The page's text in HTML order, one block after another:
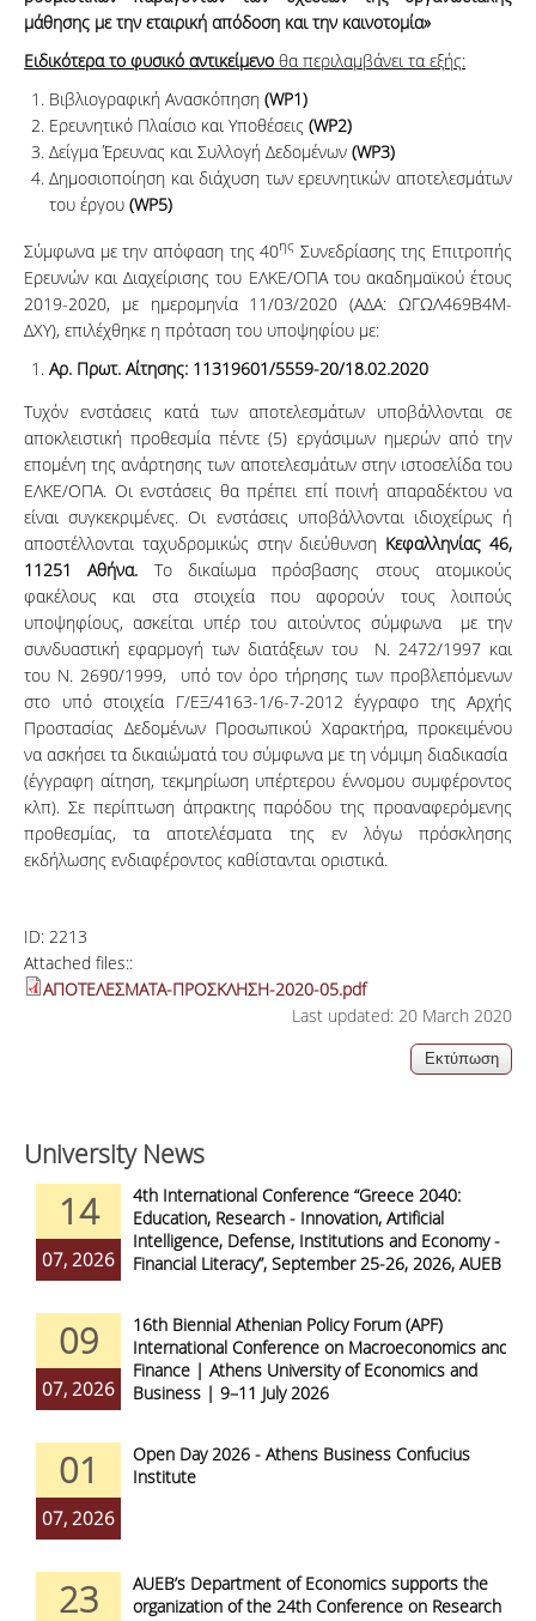
μάθησης με την εταιρική απόδοση και την καινοτομία»
Ειδικότερα το φυσικό αντικείμενο θα περιλαμβάνει τα εξής:
Βιβλιογραφική Ανασκόπηση (WP1)
Ερευνητικό Πλαίσιο και Υποθέσεις (WP2)
Δείγμα Έρευνας και Συλλογή Δεδομένων (WP3)
Δημοσιοποίηση και διάχυση των ερευνητικών αποτελεσμάτων
του έργου (WP5)
Σύμφωνα με την απόφαση της 40ης Συνεδρίασης της Επιτροπής
Ερευνών και Διαχείρισης του ΕΛΚΕ/ΟΠΑ του ακαδημαϊκού έτους
2019-2020, με ημερομηνία 11/03/2020 (ΑΔΑ: ΩΓΩΛ469Β4Μ-
ΔΧΥ), επιλέχθηκε η πρόταση του υποψηφίου με:
Αρ. Πρωτ. Αίτησης: 11319601/5559-20/18.02.2020
Τυχόν ενστάσεις κατά των αποτελεσμάτων υποβάλλονται σε
αποκλειστική προθεσμία πέντε (5) εργάσιμων ημερών από την
επομένη της ανάρτησης των αποτελεσμάτων στην ιστοσελίδα του
ΕΛΚΕ/ΟΠΑ. Οι ενστάσεις θα πρέπει επί ποινή απαραδέκτου να
είναι συγκεκριμένες. Οι ενστάσεις υποβάλλονται ιδιοχείρως ή
αποστέλλονται ταχυδρομικώς στην διεύθυνση Κεφαλληνίας 46,
11251 Αθήνα. Το δικαίωμα πρόσβασης στους ατομικούς
φακέλους και στα στοιχεία που αφορούν τους λοιπούς
υποψηφίους, ασκείται υπέρ του αιτούντος σύμφωνα με την
συνδυαστική εφαρμογή των διατάξεων του Ν. 2472/1997 και
του Ν. 2690/1999, υπό τον όρο τήρησης των προβλεπόμενων
στο υπό στοιχεία Γ/ΕΞ/4163-1/6-7-2012 έγγραφο της Αρχής
Προστασίας Δεδομένων Προσωπικού Χαρακτήρα, προκειμένου
να ασκήσει τα δικαιώματά του σύμφωνα με τη νόμιμη διαδικασία
(έγγραφη αίτηση, τεκμηρίωση υπέρτερου έννομου συμφέροντος
κλπ). Σε περίπτωση άπρακτης παρόδου της προαναφερόμενης
προθεσμίας, τα αποτελέσματα της εν λόγω πρόσκλησης
εκδήλωσης ενδιαφέροντος καθίστανται οριστικά.
ID: 2213
Attached files::
ΑΠΟΤΕΛΕΣΜΑΤΑ-ΠΡΟΣΚΛΗΣΗ-2020-05.pdf
Last updated: 20 March 2020
University News
14
07, 2026
4th International Conference “Greece 2040:
Education, Research - Innovation, Artificial
Intelligence, Defense, Institutions and Economy -
Financial Literacy”, September 25-26, 2026, AUEB
09
07, 2026
16th Biennial Athenian Policy Forum (APF)
International Conference on Macroeconomics and
Finance | Athens University of Economics and
Business | 9–11 July 2026
01
07, 2026
Open Day 2026 - Athens Business Confucius
Institute
23
AUEB’s Department of Economics supports the
organization of the 24th Conference on Research